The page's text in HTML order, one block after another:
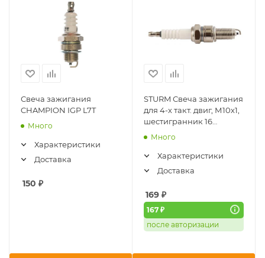
Свеча зажигания
CHAMPION IGP L7T
Много
Характеристики
Доставка
150 ₽
STURM Свеча зажигания
для 4-х такт. двиг, М10х1,
шестигранник 16
(длинная) SPL-A7T
Много
Характеристики
Доставка
169 ₽
167 ₽
после авторизации